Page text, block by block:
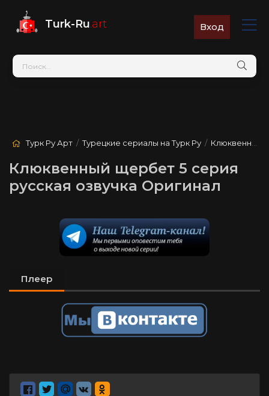
Turk-Ru.art Вход
Турк Ру Арт /Турецкие сериалы на Турк Ру / Клюквенный щербет
Клюквенный щербет 5 серия
русская озвучка Оригинал
Плеер